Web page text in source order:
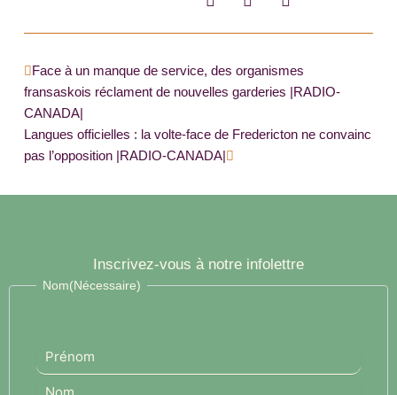
Face à un manque de service, des organismes
fransaskois réclament de nouvelles garderies |RADIO-
CANADA|
Langues officielles : la volte-face de Fredericton ne convainc
pas l’opposition |RADIO-CANADA|
Inscrivez-vous à notre infolettre
Nom(Nécessaire)
Prénom
Nom